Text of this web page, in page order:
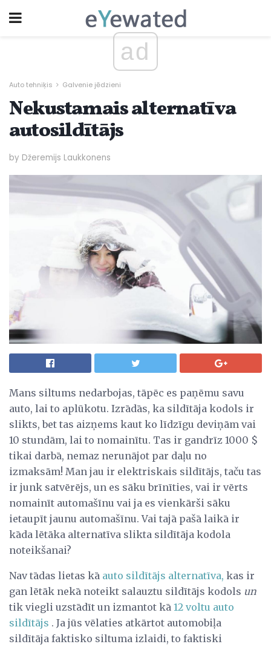
ad
Auto tehniķis Galvenie jēdzieni
Nekustamais alternatīva
autosildītājs
by Džeremijs Laukkonens
Mans siltums nedarbojas, tāpēc es paņēmu savu
auto, lai to aplūkotu. Izrādās, ka sildītāja kodols ir
slikts, bet tas aizņems kaut ko līdzīgu deviņām vai
10 stundām, lai to nomainītu. Tas ir gandrīz 1000 $
tikai darbā, nemaz nerunājot par daļu no
izmaksām! Man jau ir elektriskais sildītājs, taču tas
ir junk satvērējs, un es sāku brīnīties, vai ir vērts
nomainīt automašīnu vai ja es vienkārši sāku
ietaupīt jaunu automašīnu. Vai tajā pašā laikā ir
kāda lētāka alternatīva slikta sildītāja kodola
noteikšanai?
Nav tādas lietas kā auto sildītājs alternatīva, kas ir
gan lētāk nekā noteikt salauztu sildītājs kodols un
tik viegli uzstādīt un izmantot kā 12 voltu auto
sildītājs . Ja jūs vēlaties atkārtot automobiļa
sildītāja faktisko siltuma izlaidi, to faktiski